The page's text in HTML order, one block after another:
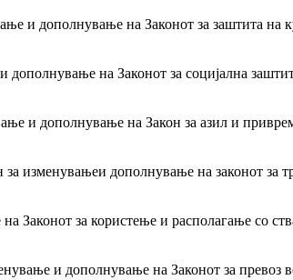
и дополнување на Законот за заштита на
на Законот за социјална
и дополнување на Закон за азил и
за изменувањеи дополнување на законот за
Законот за користење и располагање со
и дополнување на Законот за превоз